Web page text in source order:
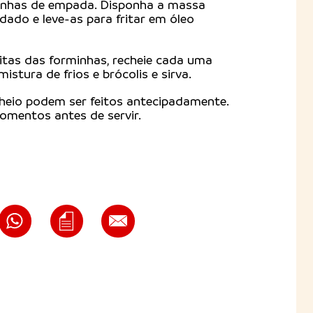
de empada. Disponha a massa
e leve-as para fritar em óleo
das forminhas, recheie cada uma
de frios e brócolis e sirva.
podem ser feitos antecipadamente.
antes de servir.